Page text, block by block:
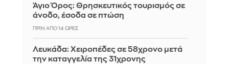
Άγιο Όρος: Θρησκευτικός τουρισμός σε
άνοδο, έσοδα σε πτώση
ΠΡΙΝ ΑΠΌ 14 ΏΡΕΣ
Λευκάδα: Χειροπέδες σε 58χρονο μετά
την καταγγελία της 31χρονης